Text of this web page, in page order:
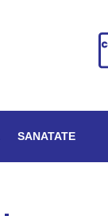
SANATATE